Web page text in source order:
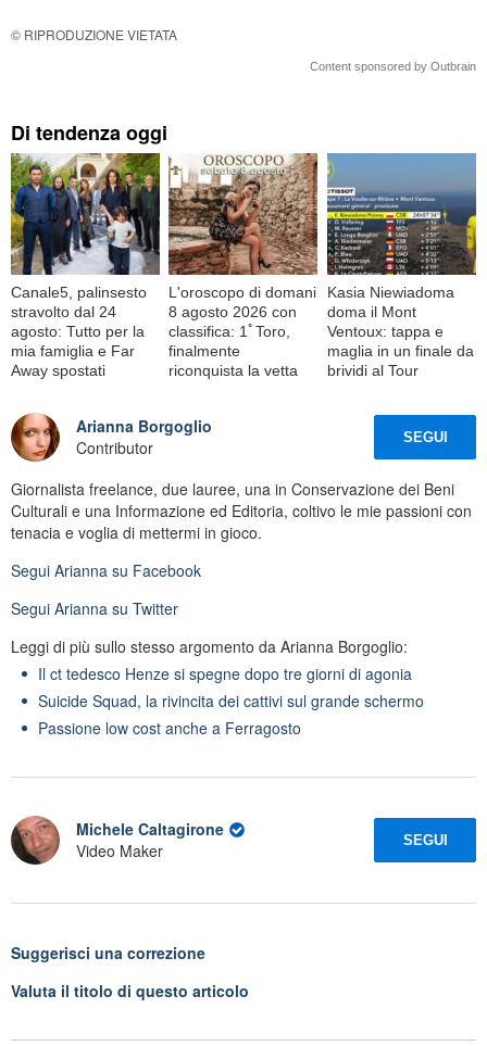
© RIPRODUZIONE VIETATA
Content sponsored by Outbrain
Di tendenza oggi
Canale5, palinsesto
stravolto dal 24
agosto: Tutto per la
mia famiglia e Far
Away spostati
L'oroscopo di domani
8 agosto 2026 con
classifica: 1ﾟToro,
finalmente
riconquista la vetta
Kasia Niewiadoma
doma il Mont
Ventoux: tappa e
maglia in un finale da
brividi al Tour
Arianna Borgoglio
Contributor
SEGUI
Giornalista freelance, due lauree, una in Conservazione dei Beni
Culturali e una Informazione ed Editoria, coltivo le mie passioni con
tenacia e voglia di mettermi in gioco.
Segui Arianna su Facebook
Segui Arianna su Twitter
Leggi di più sullo stesso argomento da Arianna Borgoglio:
Il ct tedesco Henze si spegne dopo tre giorni di agonia
Suicide Squad, la rivincita dei cattivi sul grande schermo
Passione low cost anche a Ferragosto
Michele Caltagirone
Video Maker
SEGUI
Suggerisci una correzione
Valuta il titolo di questo articolo